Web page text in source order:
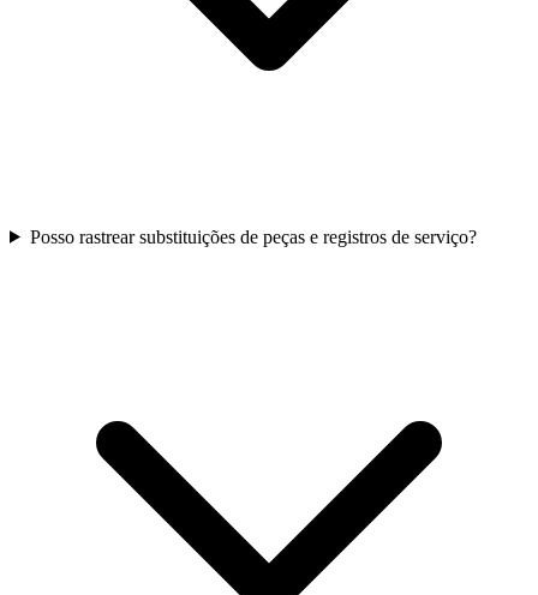
Posso rastrear substituições de peças e registros de serviço?